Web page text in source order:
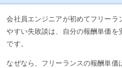
会社員エンジニアが初めてフリーラ
やすい失敗談は、自分の報酬単価を
です。
なぜなら、フリーランスの報酬単価